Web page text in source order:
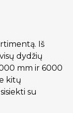
Iš
dydžių
mm ir 6000
kitų
su